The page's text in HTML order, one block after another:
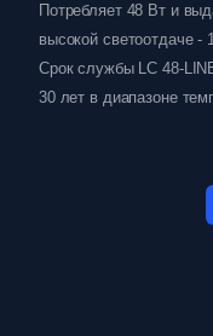
Потребляет 48 Вт и
высокой светоотдаче -
Срок службы LC 48-
30 лет в диапазоне